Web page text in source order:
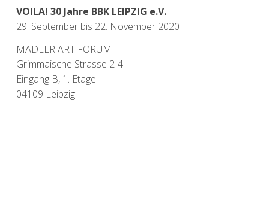
VOILA! 30 Jahre BBK LEIPZIG e.V.
29. September bis 22. November 2020
MÄDLER ART FORUM
Grimmaische Strasse 2-4
Eingang B, 1. Etage
04109 Leipzig